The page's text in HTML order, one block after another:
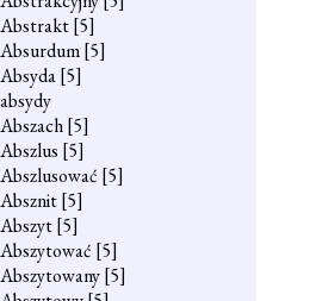
Abstrakt[5]
Absurdum[5]
Absyda[5]
absydy
Abszach[5]
Abszlus [5]
Abszlusować [5]
Absznit[5]
Abszyt[5]
Abszytować [5]
Abszytowany[5]